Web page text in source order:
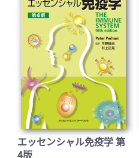
エッセンシャル免疫学 第
4版